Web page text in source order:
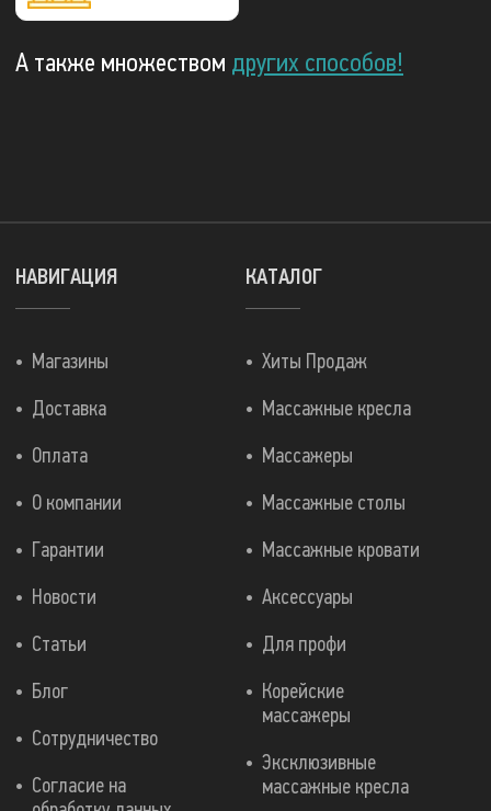
А также множеством других способов!
КАТАЛОГ
Хиты Продаж
Массажные кресла
Массажеры
Массажные столы
Массажные кровати
Аксессуары
Для профи
Корейские
массажеры
Эксклюзивные
массажные кресла
НАВИГАЦИЯ
Магазины
Доставка
Оплата
О компании
Гарантии
Новости
Статьи
Блог
Сотрудничество
Согласие на